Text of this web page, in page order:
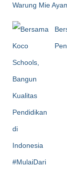
Warung Mie